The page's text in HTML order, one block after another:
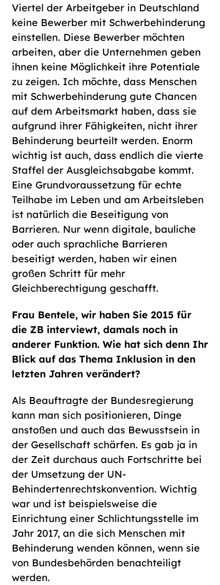
Viertel der Arbeitgeber in Deutschland
keine Bewerber mit Schwerbehinderung
einstellen. Diese Bewerber möchten
arbeiten, aber die Unternehmen geben
ihnen keine Möglichkeit ihre Potentiale
zu zeigen. Ich möchte, dass Menschen
mit Schwerbehinderung gute Chancen
auf dem Arbeitsmarkt haben, dass sie
aufgrund ihrer Fähigkeiten, nicht ihrer
Behinderung beurteilt werden. Enorm
wichtig ist auch, dass endlich die vierte
Staffel der Ausgleichsabgabe kommt.
Eine Grundvoraussetzung für echte
Teilhabe im Leben und am Arbeitsleben
ist natürlich die Beseitigung von
Barrieren. Nur wenn digitale, bauliche
oder auch sprachliche Barrieren
beseitigt werden, haben wir einen
großen Schritt für mehr
Gleichberechtigung geschafft.
Frau Bentele, wir haben Sie 2015 für
die ZB interviewt, damals noch in
anderer Funktion. Wie hat sich denn Ihr
Blick auf das Thema Inklusion in den
letzten Jahren verändert?
Als Beauftragte der Bundesregierung
kann man sich positionieren, Dinge
anstoßen und auch das Bewusstsein in
der Gesellschaft schärfen. Es gab ja in
der Zeit durchaus auch Fortschritte bei
der Umsetzung der UN-
Behindertenrechtskonvention. Wichtig
war und ist beispielsweise die
Einrichtung einer Schlichtungsstelle im
Jahr 2017, an die sich Menschen mit
Behinderung wenden können, wenn sie
von Bundesbehörden benachteiligt
werden.